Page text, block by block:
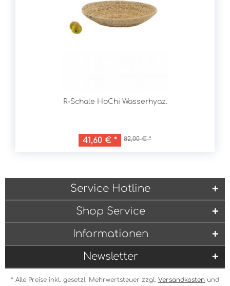
R-Schale HoChi Wasserhyaz.
82,00 € *
41,60 € *
Service Hotline
Shop Service
Informationen
Newsletter
* Alle Preise inkl. gesetzl. Mehrwertsteuer zzgl. Versandkosten und